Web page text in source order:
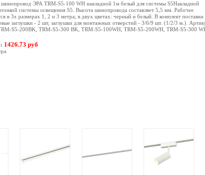
ЭРА TRM-S5-100 WH накладной 1м белый для системы S5Накладной
системы освещения S5. Высота шинопровода составляет 5,5 мм. Рабочее
в 3х размерах 1, 2 и 3 метра; в двух цветах: черный и белый. В комплект поставки
заглушки - 2 шт, заглушки для монтажных отверстий - 3/6/9 шт. (1/2/3 м.).
S5-200BK, TRM-S5-300 BK, TRM-S5-100WH, TRM-S5-200WH, TRM-S5-300
1426.73 руб